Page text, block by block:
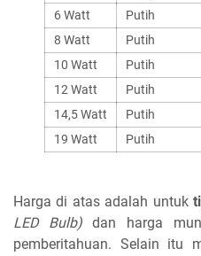
6 Watt
Putih
8 Watt
Putih
10 Watt
Putih
12 Watt
Putih
14,5 Watt
Putih
19 Watt
Putih
Harga di atas adalah untuk
LED Bulb)dan harga
pemberitahuan. Selain itu